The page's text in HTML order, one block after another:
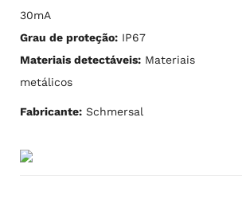
30mA
Grau de proteção: IP67
Materiais detectáveis: Materiais
metálicos
Fabricante: Schmersal